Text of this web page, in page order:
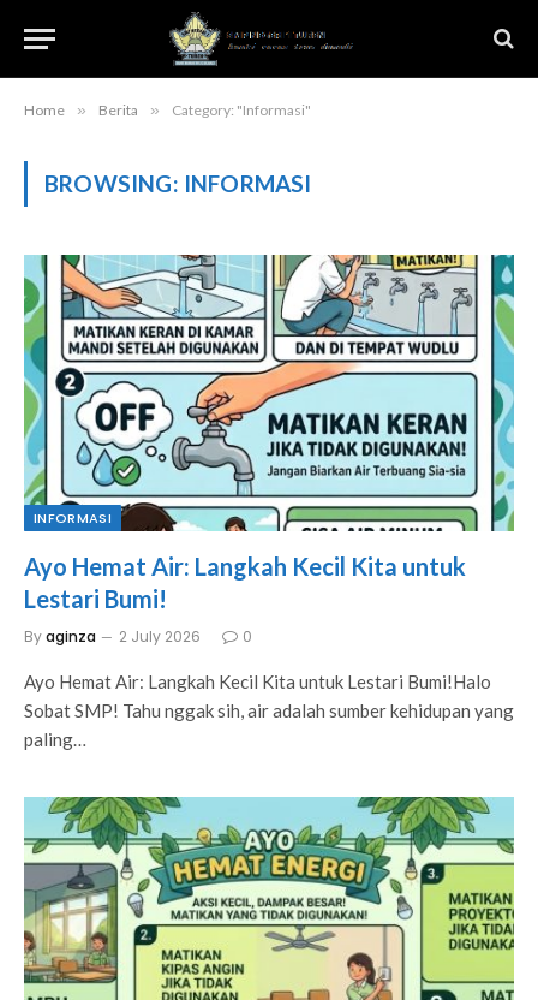
Home » Berita » Category: "Informasi"
BROWSING: INFORMASI
INFORMASI
Ayo Hemat Air: Langkah Kecil Kita untuk
Lestari Bumi!
Byaginza 2 July 2026 0
Ayo Hemat Air: Langkah Kecil Kita untuk Lestari Bumi!Halo
Sobat SMP! Tahu nggak sih, air adalah sumber kehidupan yang
paling…